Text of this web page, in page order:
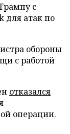
с
для атак по
обороны
с работой
отказался
операции.